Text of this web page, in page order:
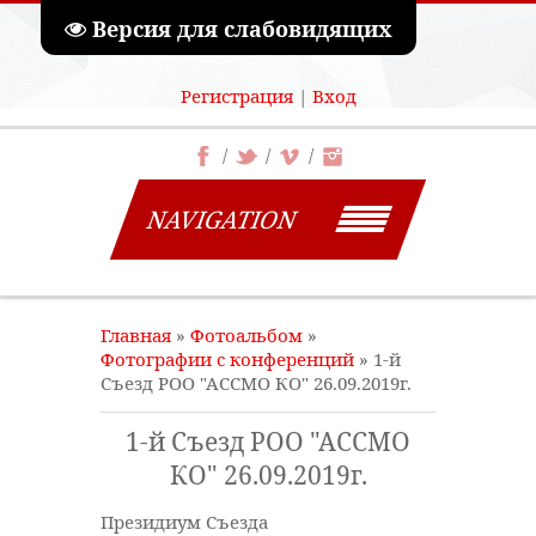
Версия для слабовидящих
Регистрация| Вход
NAVIGATION
Главная» Фотоальбом »
Фотографии с конференций » 1-й
Съезд РОО "АССМО КО" 26.09.2019г.
1-й Съезд РОО "АССМО
КО" 26.09.2019г.
Президиум Съезда